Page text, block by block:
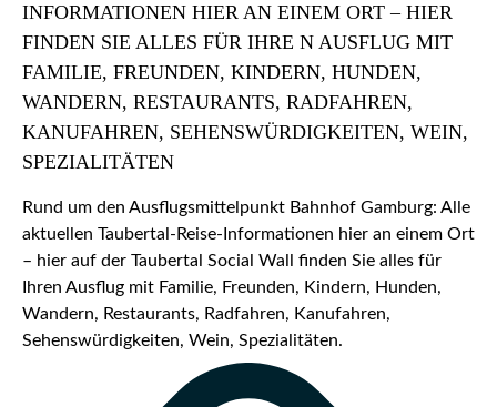
INFORMATIONEN HIER AN EINEM ORT – HIER
FINDEN SIE ALLES FÜR IHRE N AUSFLUG MIT
FAMILIE, FREUNDEN, KINDERN, HUNDEN,
WANDERN, RESTAURANTS, RADFAHREN,
KANUFAHREN, SEHENSWÜRDIGKEITEN, WEIN,
SPEZIALITÄTEN
Rund um den Ausflugsmittelpunkt Bahnhof Gamburg: Alle
aktuellen Taubertal-Reise-Informationen hier an einem Ort
– hier auf der Taubertal Social Wall finden Sie alles für
Ihren Ausflug mit Familie, Freunden, Kindern, Hunden,
Wandern, Restaurants, Radfahren, Kanufahren,
Sehenswürdigkeiten, Wein, Spezialitäten.